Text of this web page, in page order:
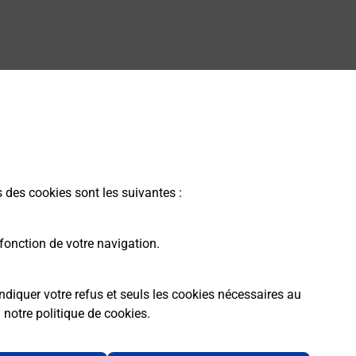
cookies sont les suivantes :
de votre navigation.
votre refus et seuls les cookies nécessaires au
notre politique de cookies.